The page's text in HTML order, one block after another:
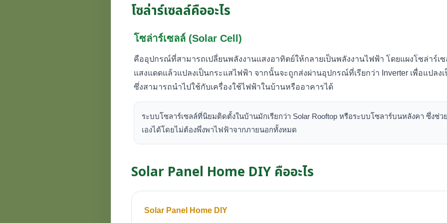
โซล่าร์เซลล์คืออะไร
โซล่าร์เซลล์ (Solar Cell)
คืออุปกรณ์ที่สามารถเปลี่ยนพลังงานแสงอาทิตย์ให้กลายเป็นพลังงานไฟฟ้า โดยแผงโซล่าร์เ
แสงแดดแล้วแปลงเป็นกระแสไฟฟ้า จากนั้นจะถูกส่งผ่านอุปกรณ์ที่เรียกว่า Inverter เพื่อแปลง
ซึ่งสามารถนำไปใช้กับเครื่องใช้ไฟฟ้าในบ้านหรืออาคารได้
ระบบโซลาร์เซลล์ที่นิยมติดตั้งในบ้านมักเรียกว่า Solar Rooftop หรือระบบโซลาร์บนหลังคา ซึ่งช่
เองได้โดยไม่ต้องพึ่งพาไฟฟ้าจากภายนอกทั้งหมด
Solar Panel Home DIY คืออะไร
Solar Panel Home DIY